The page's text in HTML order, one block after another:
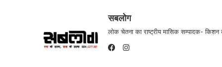
सबलोग
लोक चेतना का राष्ट्रीय मासिक सम्पादक- किशन
Instagram